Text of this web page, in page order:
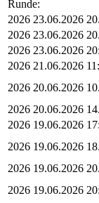
Runde:
2026 23.06.2026
2026 23.06.2026
2026 23.06.2026
2026 21.06.2026
2026 20.06.2026
2026 20.06.2026
2026 19.06.2026
2026 19.06.2026
2026 19.06.2026
2026 19.06.2026